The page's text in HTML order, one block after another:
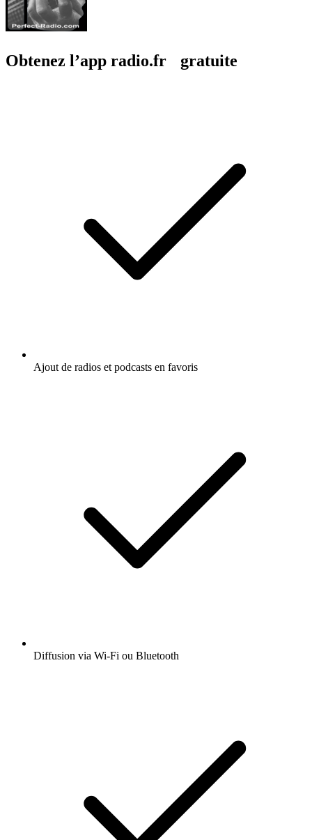
Obtenez l’app radio.fr gratuite
Ajout de radios et podcasts en favoris
Diffusion via Wi-Fi ou Bluetooth